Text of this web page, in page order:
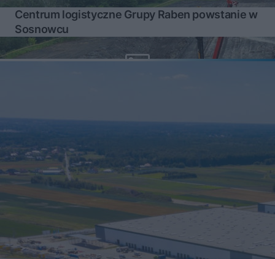
Centrum logistyczne Grupy Raben powstanie w
Sosnowcu